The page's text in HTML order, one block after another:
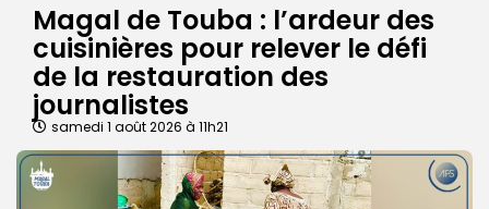
Magal de Touba : l’ardeur des
cuisinières pour relever le défi
de la restauration des
journalistes
samedi 1 août 2026 à 11h21